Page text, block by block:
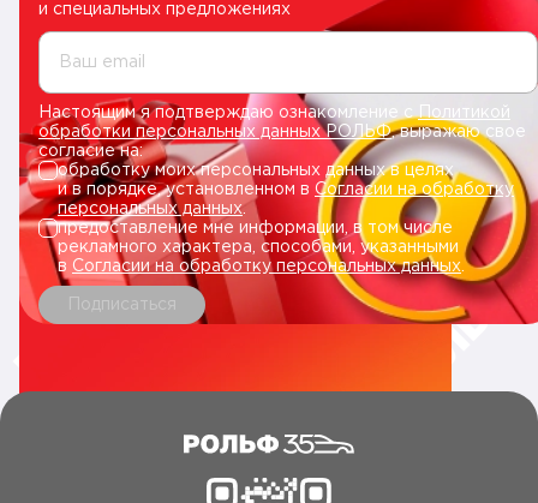
и специальных предложениях
Ваш email
Настоящим я подтверждаю ознакомление сПолитикой
обработки персональных данных РОЛЬФ, выражаю свое
согласие на:
обработку моих персональных данных в целях
и в порядке, установленном в Согласии на обработку
персональных данных.
предоставление мне информации, в том числе
рекламного характера, способами, указанными
в Согласии на обработку персональных данных
Подписаться